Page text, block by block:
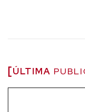
ÚLTIMA